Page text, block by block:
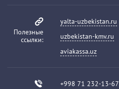
Полезные
ссылки:
yalta-uzbekistan.ru
uzbekistan-kmv.ru
aviakassa.uz
+998 71 232-13-67